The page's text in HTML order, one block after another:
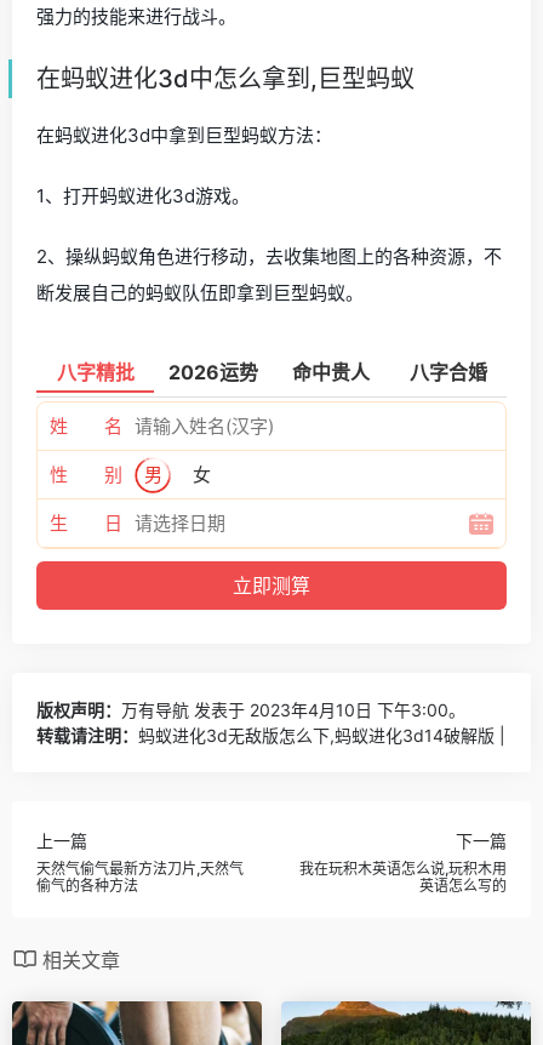
强力的技能来进行战斗。
在蚂蚁进化3d中怎么拿到,巨型蚂蚁
在蚂蚁进化3d中拿到巨型蚂蚁方法：
1、打开蚂蚁进化3d游戏。
2、操纵蚂蚁角色进行移动，去收集地图上的各种资源，不
断发展自己的蚂蚁队伍即拿到巨型蚂蚁。
八字精批 2026运势 命中贵人 八字合婚
姓 名
性 别 男 女
生 日
版权声明： 万有导航 发表于 2023年4月10日 下午3:00。
转载请注明： 蚂蚁进化3d无敌版怎么下,蚂蚁进化3d14破解版 |
上一篇
天然气偷气最新方法刀片,天然气
偷气的各种方法
下一篇
我在玩积木英语怎么说,玩积木用
英语怎么写的
相关文章